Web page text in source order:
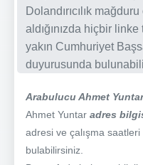
Dolandırıcılık
aldığınızda hiçbir
yakın Cumhuriyet
duyurusunda
Arabulucu Ahmet
Ahmet Yuntar adres
adresi ve çalışma
bulabilirsiniz.